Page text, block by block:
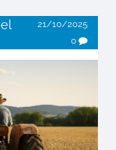
21/10/2025
0